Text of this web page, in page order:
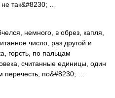
так&#8230; …
немного, в обрез, капля,
число, раз другой и
горсть, по пальцам
считанные единицы, один
перечесть, по&#8230; …